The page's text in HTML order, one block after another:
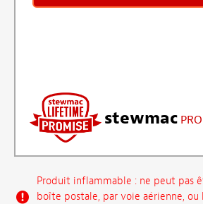
stewmac
Produit inflammable : ne peut pas
boîte postale, par voie aérienne, ou